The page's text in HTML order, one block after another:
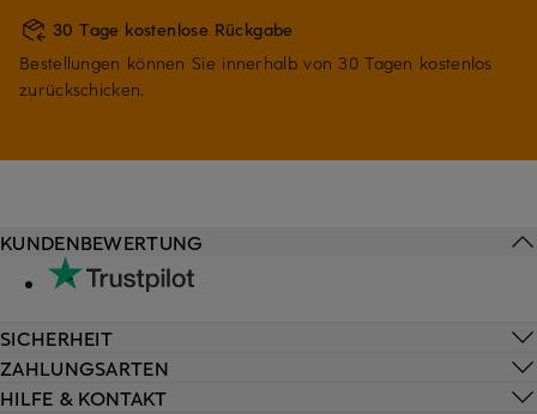
30 Tage kostenlose Rückgabe
Bestellungen können Sie innerhalb von 30 Tagen kostenlos
zurückschicken.
HILFE & KONTAKT
KUNDENBEWERTUNG
SICHERHEIT
ZAHLUNGSARTEN